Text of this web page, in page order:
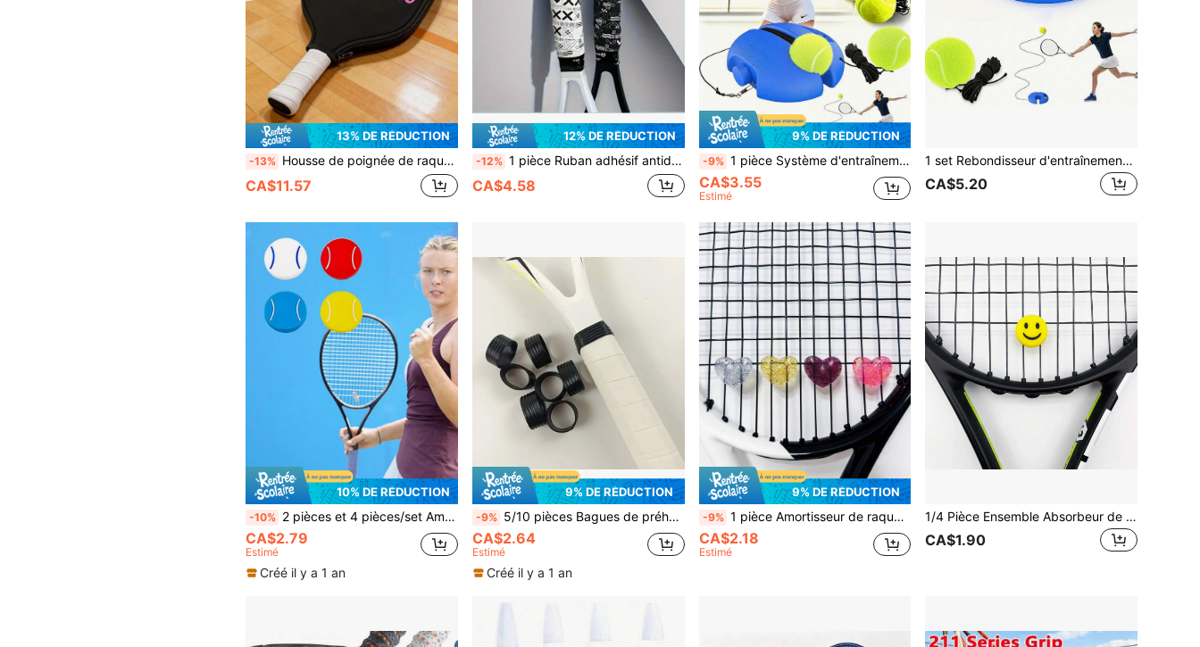
13% DE RÉDUCTION
-13% Housse de poignée de raquette personnalisée, concevez votre propre protecteur de poignée de raquette, manchon de raquette en néoprène personnalisé avec fermeture éclair, porte-poignée de raquette personnalisé, cadeau pour les joueurs de raquette, cadeau d'équipe, étui de voyage de protection, pickleball
CA$11.57
12% DE RÉDUCTION
-12% 1 pièce Ruban adhésif antidérapant, convient pour les raquettes de badminton et de tennis, revêtement de poignée de canne à pêche absorbant les chocs, revêtement de poignée de raquette de tennis en cuir artificiel - Noir & Blanc (motif aléatoire)
CA$4.58
9% DE RÉDUCTION
-9% 1 pièce Système d'entraînement au rebond de tennis professionnel - Convient aux adultes des deux sexes - Fabriqué en matériau PE - Idéal pour l'auto-pratique et l'entraînement pour débutants - Convient aux débutants, aux joueurs professionnels, aux salles de gym à domicile, aux écoles, aux clubs de tennis (livraison de style aléatoire)
CA$3.55
Estimé
1 set Rebondisseur d'entraînement de tennis avec base, durable et résistant à l'usure, équipement d'entraînement de tennis élastique pour adultes
CA$5.20
10% DE RÉDUCTION
-10% 2 pièces et 4 pièces/set Amortisseur de vibrations en forme de balle de tennis, en silicone souple. Absorbeur de chocs pour raquette de tennis portable et durable. Accessoire de tennis/racquetball parfait pour les cadeaux et la décoration pour les femmes, les hommes et les amis qui aiment le tennis et le racquetball. 6 combinaisons peuvent être sélectionnées
CA$2.79
Estimé
Créé il y a 1 an
9% DE RÉDUCTION
-9% 5/10 pièces Bagues de préhension en silicone noir antidérapantes pour raquettes de tennis et de badminton - Joints en caoutchouc élastiques
CA$2.64
Estimé
Créé il y a 1 an
9% DE RÉDUCTION
-9% 1 pièce Amortisseur de raquette de tennis en cristal brillant en forme de cœur, amortisseur de choc de raquette de tennis girly, dispositif amortisseur de choc en silicone lumineux, disponible en plusieurs couleurs pour la décoration de la raquette, amortisseur de choc en forme de cœur en cristal pour l'entraînement et la décoration de tennis, accessoire de décoration de surface de raquette mignon conçu pour les passionnés de tennis, cadeau parfait pour les amateurs de tennis
CA$2.18
Estimé
1/4 Pièce Ensemble Absorbeur de Choc de Raquette de Tennis, Design de Catégorie Unique, Absorbeur de Choc de Tennis, Meilleur Joueur sur le Court de Tennis, Accessoire de Sport Extérieur, Cadeau de Tennis Parfait
CA$1.90